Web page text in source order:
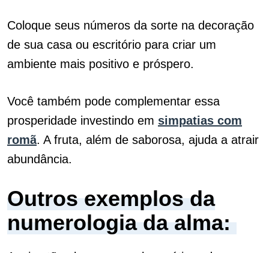
Coloque seus números da sorte na decoração
de sua casa ou escritório para criar um
ambiente mais positivo e próspero.
Você também pode complementar essa
prosperidade investindo em simpatias com
romã. A fruta, além de saborosa, ajuda a atrair
abundância.
Outros exemplos da
numerologia da alma: